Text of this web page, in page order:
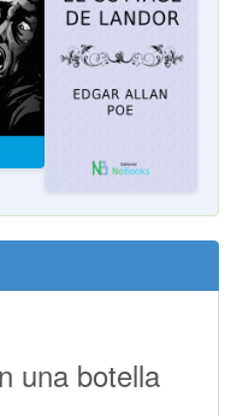
una botella